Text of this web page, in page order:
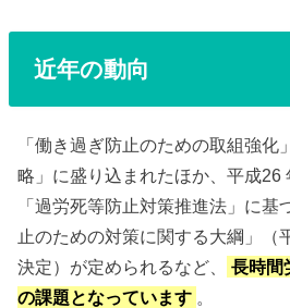
近年の動向
「働き過ぎ防止のための取組強化
略」に盛り込まれたほか、平成26
「過労死等防止対策推進法」に
止のための対策に関する大綱」（
決定）が定められるなど、
長時間
の課題となっています 。